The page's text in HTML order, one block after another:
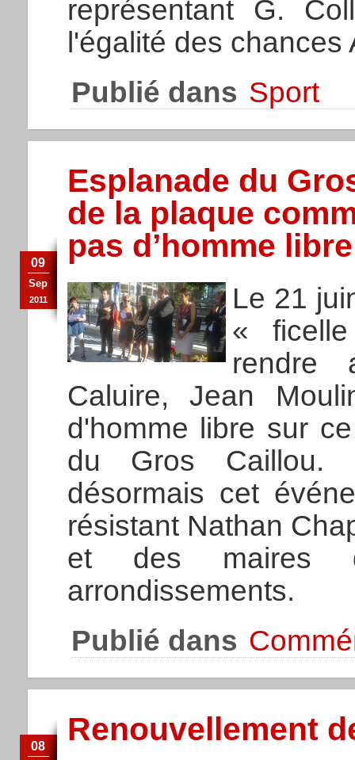
représentant G.
l'égalité des chances
Publié dans Sport
Esplanade du
de la plaque
pas d’homme
09
Sep
2011
Le 21
«
rendre
Caluire, Jean
d'homme libre sur
du Gros Caillou.
désormais cet
résistant Nathan
et des maires
arrondissements.
Publié dans
Renouvellement
08